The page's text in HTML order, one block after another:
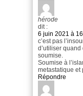
hérode
dit :
6 juin 2021 à
c’est pas
d’utiliser quand
soumise.
Soumise à
metastatique et
Répondre